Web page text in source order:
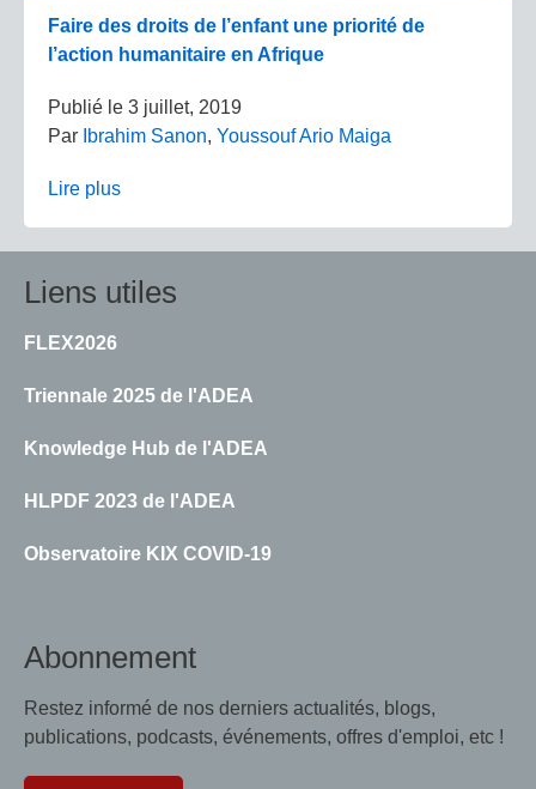
Faire des droits de l’enfant une priorité de
l’action humanitaire en Afrique
Publié le 3 juillet, 2019
Par Ibrahim Sanon, Youssouf Ario Maiga
Lire plus
Liens utiles
FLEX2026
Triennale 2025 de l'ADEA
Knowledge Hub de l'ADEA
HLPDF 2023 de l'ADEA
Observatoire KIX COVID-19
Abonnement
Restez informé de nos derniers actualités, blogs,
publications, podcasts, événements, offres d'emploi, etc !